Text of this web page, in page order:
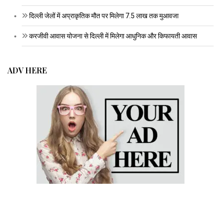
दिल्ली जेलों में अप्राकृतिक मौत पर मिलेगा 7.5 लाख तक मुआवजा
करजीवी आवास योजना से दिल्ली में मिलेगा आधुनिक और किफायती आवास
ADV HERE